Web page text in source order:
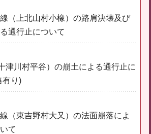
（上北山村小橡）の路肩決壊及び
通行止について
津川村平谷）の崩土による通行止に
有り)
（東吉野村大又）の法面崩落によ
て